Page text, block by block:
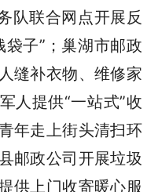
队联合网点开展反
子”；巢湖市邮政
缝补衣物、维修家
人提供“一站式”收
年走上街头清扫环
邮政公司开展垃圾
供上门收寄暖心服